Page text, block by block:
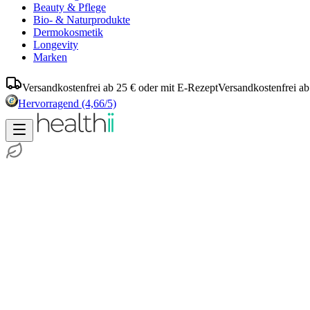
Beauty & Pflege
Bio- & Naturprodukte
Dermokosmetik
Longevity
Marken
Versandkostenfrei ab 25 € oder mit E-RezeptVersandkostenfrei
Hervorragend (4,66/5)